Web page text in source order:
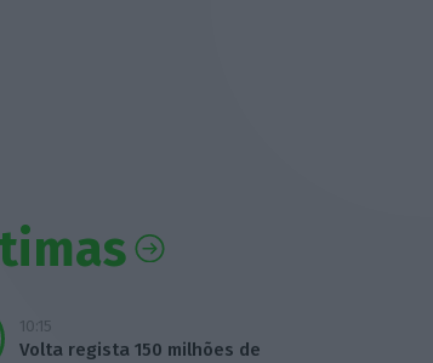
10:15
Volta regista 150 milhões de